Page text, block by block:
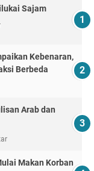
Sajam
Kebenaran,
Berbeda
Arab dan
Makan Korban